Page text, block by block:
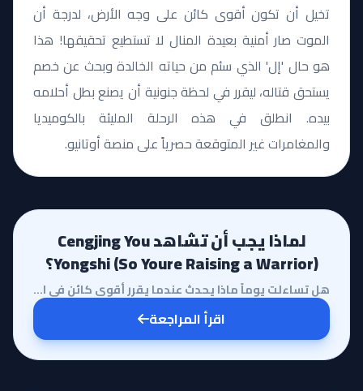
تخيل أن تكون أقوى كائن على وجه الأرض، لدرجة أن
الموت صار أمنية بعيدة المنال لا تستطيع تحقيقها! هذا
هو حال 'إل' الذي سئم من حياته الخالدة وبحث عن خصم
يستحق قتاله، ليقرر في لحظة جنونية أن يصنع بطل أحلامه
بيده. انطلق في هذه الرحلة المليئة بالكوميديا
والمغامرات غير المتوقعة حصرياً على منصة أوتانيو.
لماذا يجب أن تشاهد Cengjing You
Yongshi (So Youre Raising a Warrior)؟
هل تساءلت يوماً ماذا يحدث عندما يقرر أقوى كائن في الوجود أن يصبح معلماً لأكبر أعدائه؟ نحن أمام عمل أ...
اقرأ المراجعة